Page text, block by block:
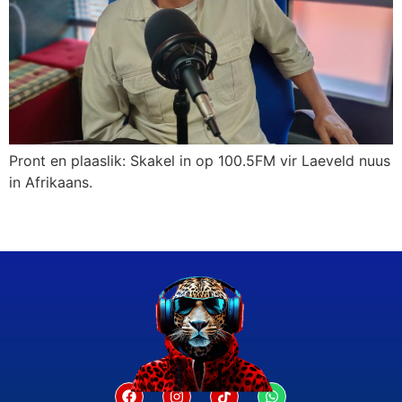
Pront en plaaslik: Skakel in op 100.5FM vir Laeveld nuus
in Afrikaans.